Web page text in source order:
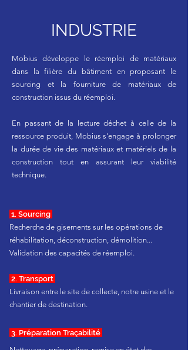
INDUSTRIE
Mobius développe le réemploi de matériaux
dans la filière du bâtiment en proposant le
sourcing et la fourniture de matériaux de
construction issus du réemploi.
En passant de la lecture déchet à celle de la
ressource produit, Mobius s’engage à prolonger
la durée de vie des matériaux et matériels de la
construction tout en assurant leur viabilité
technique.
1. Sourcing
Recherche de gisements sur les opérations de
réhabilitation, déconstruction, démolition...
Validation des capacités de réemploi.
2. Transport
Livraison entre le site de collecte, notre usine et le
chantier de destination.
3. Préparation Traçabilité